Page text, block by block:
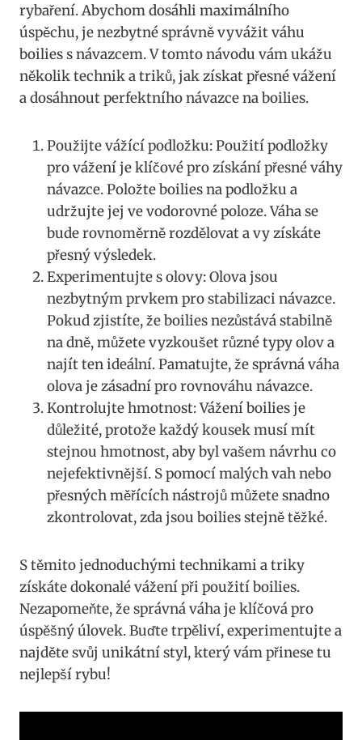
rybaření. Abychom dosáhli​ maximálního ​
úspěchu, je nezbytné ⁢správně vyvážit​ váhu⁢
boilies s návazcem. V tomto návodu vám ukážu
několik technik a triků, jak získat přesné vážení
a dosáhnout perfektního návazce ⁣na ​boilies.
Použijte vážící podložku: Použití podložky
pro​ vážení je klíčové pro získání ⁢přesné⁣ váhy
návazce. Položte ⁤boilies‌ na⁢ podložku a
udržujte jej ve vodorovné poloze. Váha se
bude rovnoměrně rozdělovat a vy získáte
přesný výsledek.
Experimentujte⁢ s olovy: Olova jsou
nezbytným prvkem pro stabilizaci ‌návazce.
Pokud zjistíte,⁢ že boilies nezůstává stabilně
na dně, ‌můžete⁣ vyzkoušet‍ různé typy olov‌ a
najít ten ideální. Pamatujte, že správná váha
olova je zásadní pro rovnováhu‌ návazce.
Kontrolujte hmotnost: Vážení boilies ⁢je
důležité, protože každý⁣ kousek ‌musí ​mít
stejnou hmotnost, aby byl vašem ⁢návrhu co‍
nejefektivnější.⁢ S ​pomocí malých vah nebo
přesných měřících⁢ nástrojů můžete snadno
zkontrolovat, zda ‍jsou boilies stejně ‌těžké.
S těmito jednoduchými technikami a triky
získáte⁣ dokonalé ⁢vážení při použití boilies.‍
Nezapomeňte,⁢ že správná ‍váha‌ je ⁢klíčová pro
úspěšný úlovek. Buďte trpěliví, experimentujte a
najděte svůj unikátní styl, který vám přinese tu
nejlepší rybu!